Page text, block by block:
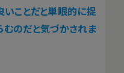
ことだと単眼的に捉
むのだと気づかされま